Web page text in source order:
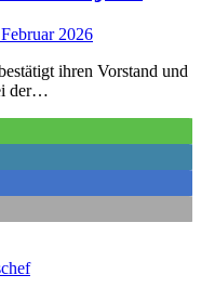
2026
ihren Vorstand und
der…